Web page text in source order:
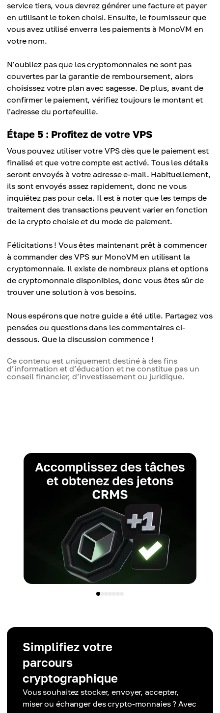
service tiers, vous devrez générer une facture et payer
en utilisant le token choisi. Ensuite, le fournisseur que
vous avez utilisé enverra les paiements à MonoVM en
votre nom.
N'oubliez pas que les cryptomonnaies ne sont pas
couvertes par la garantie de remboursement, alors
choisissez votre plan avec sagesse. De plus, avant de
confirmer le paiement, vérifiez toujours le montant et
l'adresse du portefeuille.
Étape 5 : Profitez de votre VPS
Vous pouvez utiliser votre VPS dès que le paiement est
finalisé et que votre compte est activé. Tous les détails
seront envoyés à votre adresse e-mail. Habituellement,
ils sont envoyés assez rapidement, donc ne vous
inquiétez pas pour cela. Il est à noter que les temps de
traitement des transactions peuvent varier en fonction
de la crypto choisie et du mode de paiement.
Félicitations ! Vous êtes maintenant prêt à commencer
à commander des VPS sur MonoVM en utilisant la
cryptomonnaie. Il existe de nombreux plans et options
de cryptomonnaie disponibles, donc vous êtes sûr de
trouver une solution à vos besoins.
Nous espérons que notre guide a été utile. Partagez vos
pensées ou questions dans les commentaires ci-
dessous. Que la discussion commence !
Ce contenu est uniquement destiné à des fins
d’information et d’éducation et ne constitue pas un
conseil financier, d’investissement ou juridique.
Simplifiez votre
parcours
cryptographique
Vous souhaitez stocker, envoyer, accepter,
miser ou échanger des crypto-monnaies ? Avec